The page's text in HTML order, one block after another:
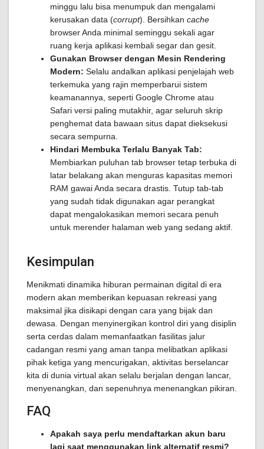
minggu lalu bisa menumpuk dan mengalami
kerusakan data (corrupt). Bersihkan cache
browser Anda minimal seminggu sekali agar
ruang kerja aplikasi kembali segar dan gesit.
Gunakan Browser dengan Mesin Rendering
Modern: Selalu andalkan aplikasi penjelajah web
terkemuka yang rajin memperbarui sistem
keamanannya, seperti Google Chrome atau
Safari versi paling mutakhir, agar seluruh skrip
penghemat data bawaan situs dapat dieksekusi
secara sempurna.
Hindari Membuka Terlalu Banyak Tab:
Membiarkan puluhan tab browser tetap terbuka di
latar belakang akan menguras kapasitas memori
RAM gawai Anda secara drastis. Tutup tab-tab
yang sudah tidak digunakan agar perangkat
dapat mengalokasikan memori secara penuh
untuk merender halaman web yang sedang aktif.
Kesimpulan
Menikmati dinamika hiburan permainan digital di era
modern akan memberikan kepuasan rekreasi yang
maksimal jika disikapi dengan cara yang bijak dan
dewasa. Dengan menyinergikan kontrol diri yang disiplin
serta cerdas dalam memanfaatkan fasilitas jalur
cadangan resmi yang aman tanpa melibatkan aplikasi
pihak ketiga yang mencurigakan, aktivitas berselancar
kita di dunia virtual akan selalu berjalan dengan lancar,
menyenangkan, dan sepenuhnya menenangkan pikiran.
FAQ
Apakah saya perlu mendaftarkan akun baru
lagi saat menggunakan link alternatif resmi?